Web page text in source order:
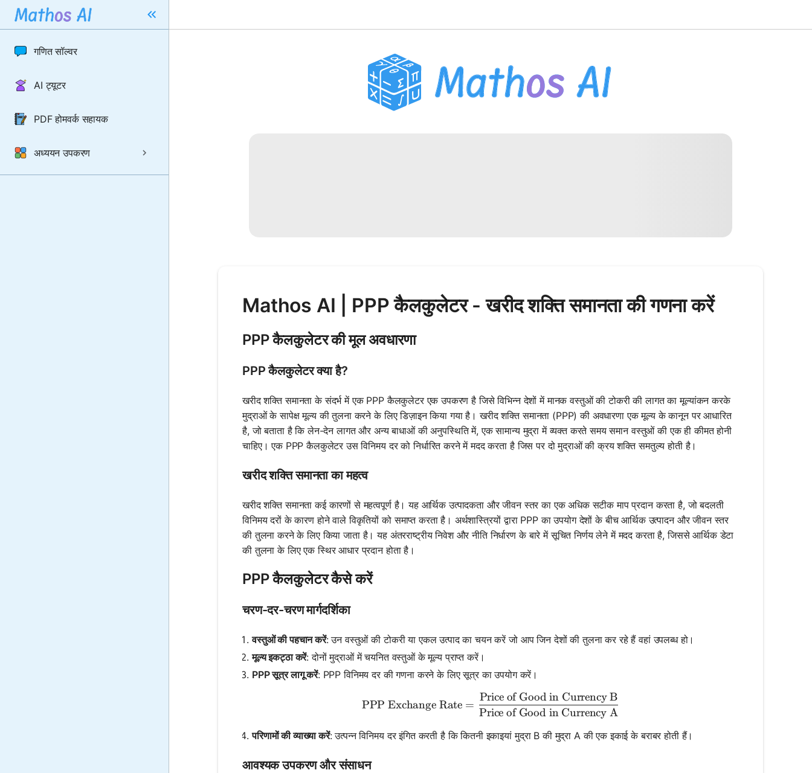
गणित सॉल्वर
AI ट्यूटर
PDF होमवर्क सहायक
अध्ययन उपकरण
Mathos AI | PPP कैलकुलेटर - खरीद शक्ति समानता की गणना करें
PPP कैलकुलेटर की मूल अवधारणा
PPP कैलकुलेटर क्या है?
खरीद शक्ति समानता के संदर्भ में एक PPP कैलकुलेटर एक उपकरण है जिसे विभिन्न देशों में मानक वस्तुओं की टोकरी की लागत का मूल्यांकन करके
मुद्राओं के सापेक्ष मूल्य की तुलना करने के लिए डिज़ाइन किया गया है। खरीद शक्ति समानता (PPP) की अवधारणा एक मूल्य के कानून पर आधारित
है, जो बताता है कि लेन-देन लागत और अन्य बाधाओं की अनुपस्थिति में, एक सामान्य मुद्रा में व्यक्त करते समय समान वस्तुओं की एक ही कीमत होनी
चाहिए। एक PPP कैलकुलेटर उस विनिमय दर को निर्धारित करने में मदद करता है जिस पर दो मुद्राओं की क्रय शक्ति समतुल्य होती है।
खरीद शक्ति समानता का महत्व
खरीद शक्ति समानता कई कारणों से महत्वपूर्ण है। यह आर्थिक उत्पादकता और जीवन स्तर का एक अधिक सटीक माप प्रदान करता है, जो बदलती
विनिमय दरों के कारण होने वाले विकृतियों को समाप्त करता है। अर्थशास्त्रियों द्वारा PPP का उपयोग देशों के बीच आर्थिक उत्पादन और जीवन स्तर
की तुलना करने के लिए किया जाता है। यह अंतरराष्ट्रीय निवेश और नीति निर्धारण के बारे में सूचित निर्णय लेने में मदद करता है, जिससे आर्थिक डेटा
की तुलना के लिए एक स्थिर आधार प्रदान होता है।
PPP कैलकुलेटर कैसे करें
चरण-दर-चरण मार्गदर्शिका
वस्तुओं की पहचान करें: उन वस्तुओं की टोकरी या एकल उत्पाद का चयन करें जो आप जिन देशों की तुलना कर रहे हैं वहां उपलब्ध हो।
मूल्य इकट्ठा करें: दोनों मुद्राओं में चयनित वस्तुओं के मूल्य प्राप्त करें।
PPP सूत्र लागू करें: PPP विनिमय दर की गणना करने के लिए सूत्र का उपयोग करें।
\text{PPP Exchange Rate} = \frac{\text{Price of Good in
PPP Exchange Rate =
Price of Good in Currency A
Price of Good in Currency B
परिणामों की व्याख्या करें: उत्पन्न विनिमय दर इंगित करती है कि कितनी इकाइयां मुद्रा B की मुद्रा A की एक इकाई के बराबर होती हैं।
आवश्यक उपकरण और संसाधन